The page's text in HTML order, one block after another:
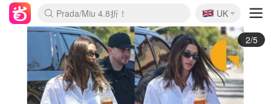
麦卢卡蜂蜜夏促！个位数！
Prada/Miu 4.8折！
啥？必胜客披萨5折！
🇬🇧
UK
3/5